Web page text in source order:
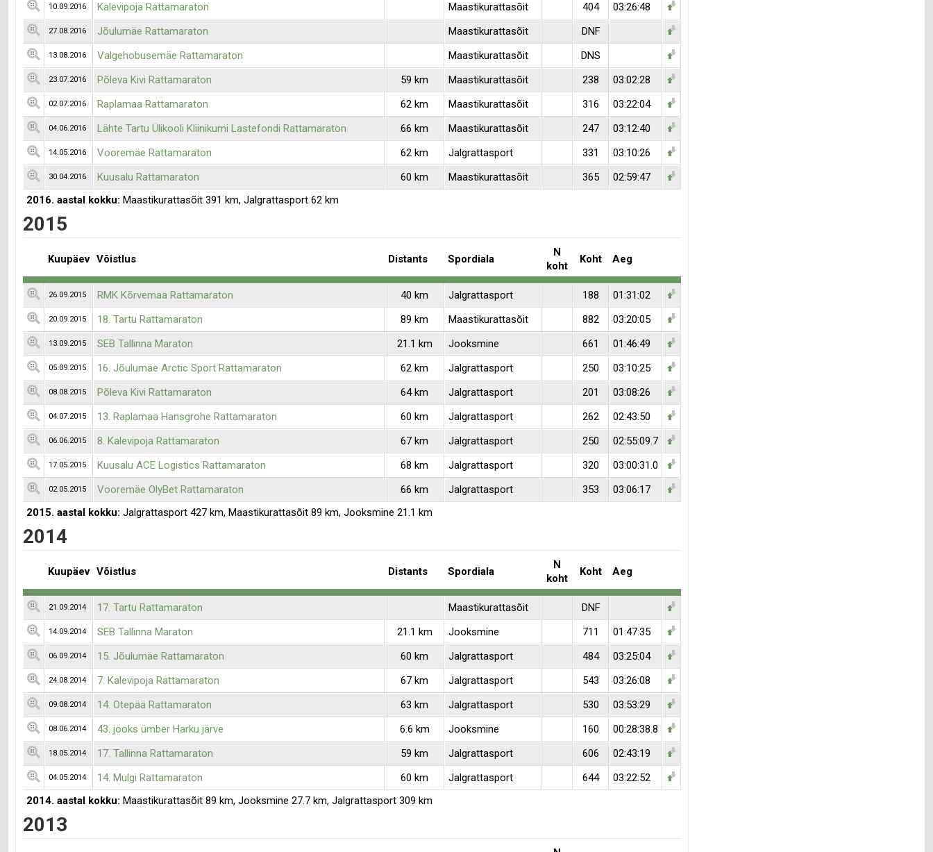
10.09.2016 Kalevipoja Rattamaraton Maastikurattasõit 404 03:26:48
27.08.2016 Jõulumäe Rattamaraton Maastikurattasõit DNF
13.08.2016 Valgehobusemäe Rattamaraton Maastikurattasõit DNS
23.07.2016 Põleva Kivi Rattamaraton 59 km Maastikurattasõit 238 03:02:28
02.07.2016 Raplamaa Rattamaraton 62 km Maastikurattasõit 316 03:22:04
04.06.2016 Lähte Tartu Ülikooli Kliinikumi Lastefondi Rattamaraton 66 km Maastikurattasõit 247 03:12:40
14.05.2016 Vooremäe Rattamaraton 62 km Jalgrattasport 331 03:10:26
30.04.2016 Kuusalu Rattamaraton 60 km Maastikurattasõit 365
02:59:47
2016. aastal kokku: Maastikurattasõit 391 km, Jalgrattasport 62 km
2015
Kuupäev Võistlus Distants Spordiala
N
koht
Koht Aeg
26.09.2015 RMK Kõrvemaa Rattamaraton 40 km Jalgrattasport 188 01:31:02
20.09.2015 18. Tartu Rattamaraton 89 km Maastikurattasõit 882 03:20:05
13.09.2015 SEB Tallinna Maraton 21.1 km Jooksmine 661 01:46:49
05.09.2015 16. Jõulumäe Arctic Sport Rattamaraton 62 km Jalgrattasport 250 03:10:25
08.08.2015 Põleva Kivi Rattamaraton 64 km Jalgrattasport 201 03:08:26
04.07.2015 13. Raplamaa Hansgrohe Rattamaraton 60 km Jalgrattasport 262 02:43:50
06.06.2015 8. Kalevipoja Rattamaraton 67 km Jalgrattasport 250 02:55:09.7
17.05.2015 Kuusalu ACE Logistics Rattamaraton 68 km Jalgrattasport 320 03:00:31.0
02.05.2015 Vooremäe OlyBet Rattamaraton 66 km Jalgrattasport 353
03:06:17
2015. aastal kokku: Jalgrattasport 427 km, Maastikurattasõit 89 km, Jooksmine 21.1 km
2014
Kuupäev Võistlus Distants Spordiala
N
koht
Koht Aeg
21.09.2014 17. Tartu Rattamaraton Maastikurattasõit DNF
14.09.2014 SEB Tallinna Maraton 21.1 km Jooksmine 711 01:47:35
06.09.2014 15. Jõulumäe Rattamaraton 60 km Jalgrattasport 484 03:25:04
24.08.2014 7. Kalevipoja Rattamaraton 67 km Jalgrattasport 543 03:26:08
09.08.2014 14. Otepää Rattamaraton 63 km Jalgrattasport 530 03:53:29
08.06.2014 43. jooks ümber Harku järve 6.6 km Jooksmine 160 00:28:38.8
18.05.2014 17. Tallinna Rattamaraton 59 km Jalgrattasport 606 02:43:19
04.05.2014 14. Mulgi Rattamaraton 60 km Jalgrattasport 644
03:22:52
2014. aastal kokku: Maastikurattasõit 89 km, Jooksmine 27.7 km, Jalgrattasport 309 km
2013